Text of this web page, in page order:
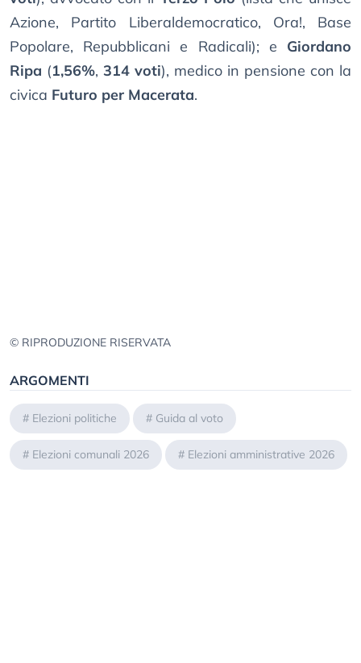
Azione, Partito Liberaldemocratico, Ora!, Base
Popolare, Repubblicani e Radicali); e Giordano
Ripa (1,56%, 314 voti), medico in pensione con la
civica Futuro per Macerata.
© RIPRODUZIONE RISERVATA
ARGOMENTI
# Elezioni politiche # Guida al voto
# Elezioni comunali 2026 # Elezioni amministrative 2026